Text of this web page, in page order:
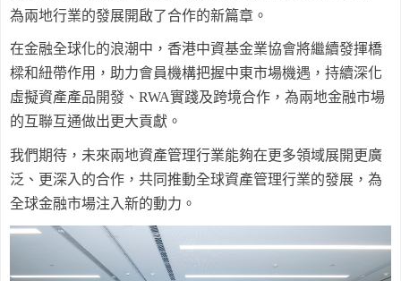
為兩地行業的發展開啟了合作的新篇章。
在金融全球化的浪潮中，香港中資基金業協會將繼續發揮橋
樑和紐帶作用，助力會員機構把握中東市場機遇，持續深化
虛擬資產產品開發、 RWA實踐及跨境合作，為兩地金融市場
的互聯互通做出更大貢獻。
我們期待，未來兩地資產管理行業能夠在更多領域展開更廣
泛、更深入的合作，共同推動全球資產管理行業的發展，為
全球金融市場注入新的動力。